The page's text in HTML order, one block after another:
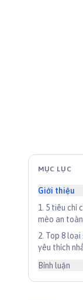
MỤC LỤC
Giới thiệu
1
5 tiêu chí
mèo an
2 Top 8
yêu thích
Bình luận